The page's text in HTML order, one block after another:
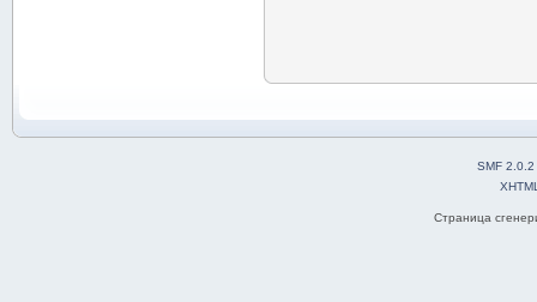
SMF 2.0.2
Страница